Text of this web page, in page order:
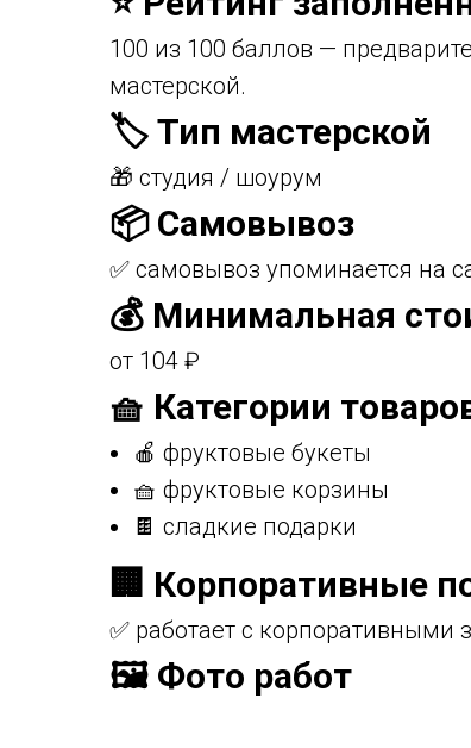
100 из 100 баллов —
мастерской.
🏷️ Тип мастерской
🎁 студия / шоурум
📦 Самовывоз
✅ самовывоз упоминается на
💰 Минимальная
от 104 ₽
🧺 Категории
🍎 фруктовые букеты
🧺 фруктовые корзины
🍫 сладкие подарки
🏢 Корпоративные
✅ работает с корпоративными
🖼️ Фото работ